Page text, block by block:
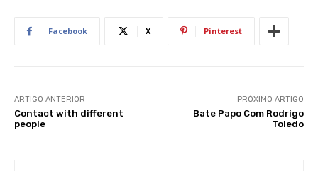
Facebook X Pinterest
ARTIGO ANTERIOR
Contact with different
people
PRÓXIMO ARTIGO
Bate Papo Com Rodrigo
Toledo